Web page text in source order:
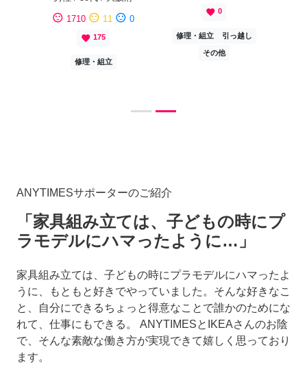
sentiment_satisfied 1710 sentiment_neutral 11 sentiment_dissatisfied 0
favorite 175
修理・組立
favorite 0
修理・組立 引っ越し
その他
ANYTIMESサポーターのご紹介
「家具組み立ては、子どもの時にプ
ラモデルにハマったように…」
家具組み立ては、子どもの時にプラモデルにハマったよ
うに、もともと好きでやっていました。そんな好きなこ
と、自分にできるちょっと得意なことで誰かのためにな
れて、仕事にもできる。 ANYTIMESとIKEAさんのお陰
で、そんな素敵な働き方が実現できて嬉しく思っており
ます。